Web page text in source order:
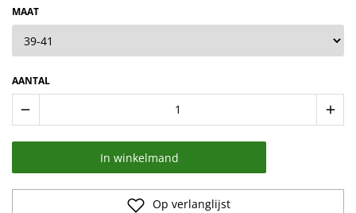
MAAT
AANTAL
remove add
In winkelmand
Op verlanglijst